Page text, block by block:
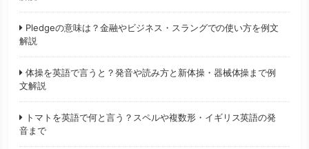
Pledgeの意味は？金融やビジネス・スラングでの使い方を例文
解説
体操を英語で言うと？発音や読み方と新体操・器械体操まで例
文解説
トマトを英語で何と言う？スペルや複数形・イギリス英語の発
音まで